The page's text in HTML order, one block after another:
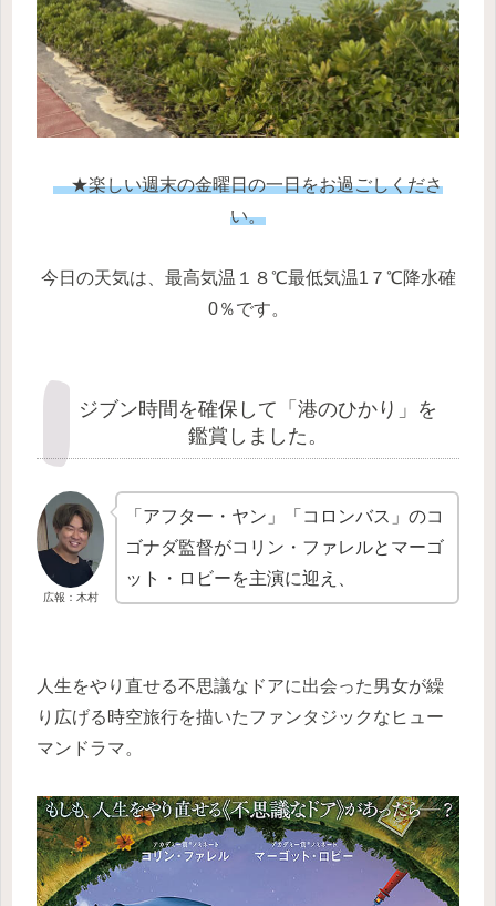
★楽しい週末の金曜日の一日をお過ごしくださ
い。
今日の天気は、最高気温１８℃最低気温1７℃降水確
0％です。
ジブン時間を確保して「港のひかり」を
鑑賞しました。
広報：木村
「アフター・ヤン」「コロンバス」のコ
ゴナダ監督がコリン・ファレルとマーゴ
ット・ロビーを主演に迎え、
人生をやり直せる不思議なドアに出会った男女が繰
り広げる時空旅行を描いたファンタジックなヒュー
マンドラマ。